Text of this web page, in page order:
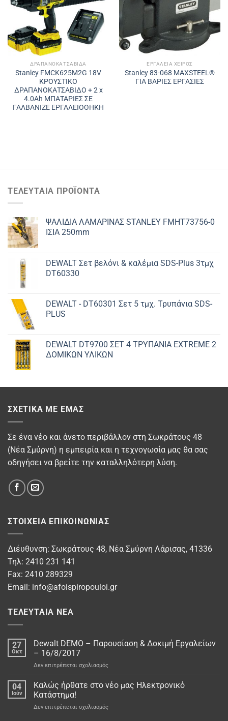
ΔΡΑΠΑΝΟΚΑΤΣΆΒΙΔΑ
Stanley FMCK625M2G 18V
ΚΡΟΥΣΤΙΚΟ
ΔΡΑΠΑΝΟΚΑΤΣΑΒΙΔΟ + 2 x
4.0Ah ΜΠΑΤΑΡΙΕΣ ΣΕ
ΓΑΛΒΑΝΙΖΕ ΕΡΓΑΛΕΙΟΘΗΚΗ
ΕΡΓΑΛΕΊΑ ΧΕΙΡΌΣ
Stanley 83-068 MAXSTEEL®
ΓΙΑ ΒΑΡΙΕΣ ΕΡΓΑΣΙΕΣ
ΤΕΛΕΥΤΑΊΑ ΠΡΟΪΌΝΤΑ
ΨΑΛΙΔΙΑ ΛΑΜΑΡΙΝΑΣ STANLEY FMHT73756-0
ΙΣΙΑ 250mm
DEWALT Σετ βελόνι & καλέμια SDS-Plus 3τμχ
DT60330
DEWALT - DT60301 Σετ 5 τμχ. Τρυπάνια SDS-
PLUS
DEWALT DT9700 ΣET 4 ΤΡΥΠΑΝΙΑ EXTREME 2
ΔΟΜΙΚΩΝ ΥΛΙΚΩΝ
ΣΧΕΤΙΚΆ ΜΕ ΕΜΆΣ
Σε ένα νέο και άνετο περιβάλλον στη Σωκράτους 48
(Νέα Σμύρνη) η εμπειρία και η τεχνογωσία μας θα σας
οδηγήσει να βρείτε την καταλληλότερη λύση.
ΣΤΟΙΧΕΊΑ ΕΠΙΚΟΙΝΩΝΊΑΣ
Διέυθυνση: Σωκράτους 48, Νέα Σμύρνη Λάρισας, 41336
Τηλ: 2410 231 141
Fax: 2410 289329
Email: info@afoispiropouloi.gr
ΤΕΛΕΥΤΑΊΑ ΝΈΑ
27
Οκτ
Dewalt DEMO – Παρουσίαση & Δοκιμή Εργαλείων
– 16/8/2017
Δεν επιτρέπεται σχολιασμόςστο
DEMO
&
04
Ιούν
Καλώς ήρθατε στο νέo μας Ηλεκτρονικό
Κατάστημα!
Δεν επιτρέπεται σχολιασμόςστο